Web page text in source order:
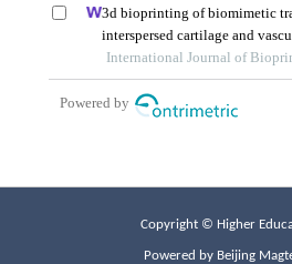
Copyright © Higher
Powered by Beijing